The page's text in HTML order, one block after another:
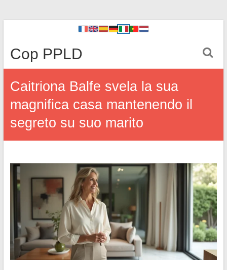
Cop PPLD
Caitriona Balfe svela la sua
magnifica casa mantenendo il
segreto su suo marito